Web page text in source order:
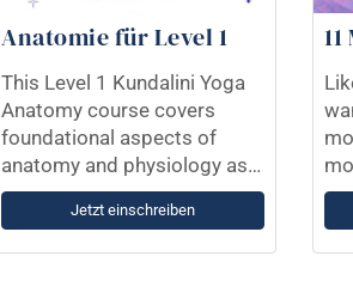
Anatomie für Level 1
This Level 1 Kundalini Yoga
Anatomy course covers
foundational aspects of
anatomy and physiology as
they relate to the practice of
Kundalini Yoga.
Jetzt einschreiben